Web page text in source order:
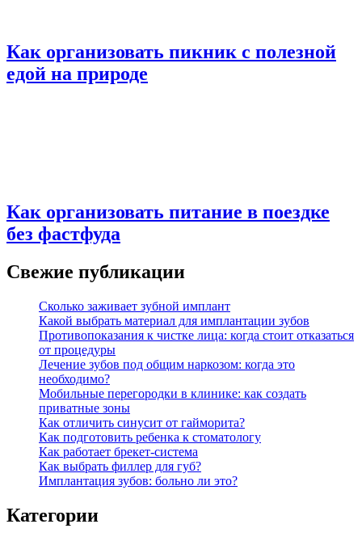
Как организовать пикник с полезной
едой на природе
Как организовать питание в поездке
без фастфуда
Свежие публикации
Сколько заживает зубной имплант
Какой выбрать материал для имплантации зубов
Противопоказания к чистке лица: когда стоит отказаться
от процедуры
Лечение зубов под общим наркозом: когда это
необходимо?
Мобильные перегородки в клинике: как создать
приватные зоны
Как отличить синусит от гайморита?
Как подготовить ребенка к стоматологу
Как работает брекет-система
Как выбрать филлер для губ?
Имплантация зубов: больно ли это?
Категории